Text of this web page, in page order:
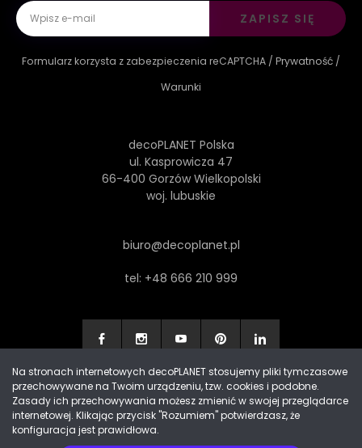
ZAPISZ SIĘ
Formularz korzysta z zabezpieczenia reCAPTCHA / Prywatność /
Warunki
decoPLANET Polska
ul. Kasprowicza 47
66-400 Gorzów Wielkopolski
woj. lubuskie
biuro@decoplanet.pl
tel: +48 666 210 999
Made with by Progres Media & decoPLANET
Na stronach internetowych decoPLANET stosujemy pliki tymczasowe
przechowywane na Twoim urządzeniu, tzw. cookies i podobne.
Zasady ich przechowywania możesz zmienić w swojej przeglądarce
internetowej. Klikając przycisk "Rozumiem" potwierdzasz, że
konfiguracja jest prawidłowa.